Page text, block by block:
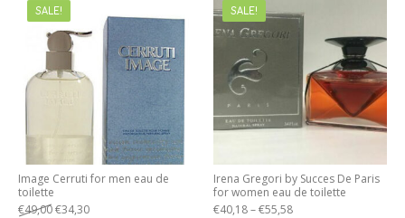
SALE!
Image Cerruti for men eau de
toilette
€49,00€34,30
SALE!
Irena Gregori by Succes De Paris
for women eau de toilette
€40,18–€55,58